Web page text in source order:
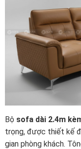
Bộ sofa dài 2.4m
trọng, được thiết kế
gian phòng khách.